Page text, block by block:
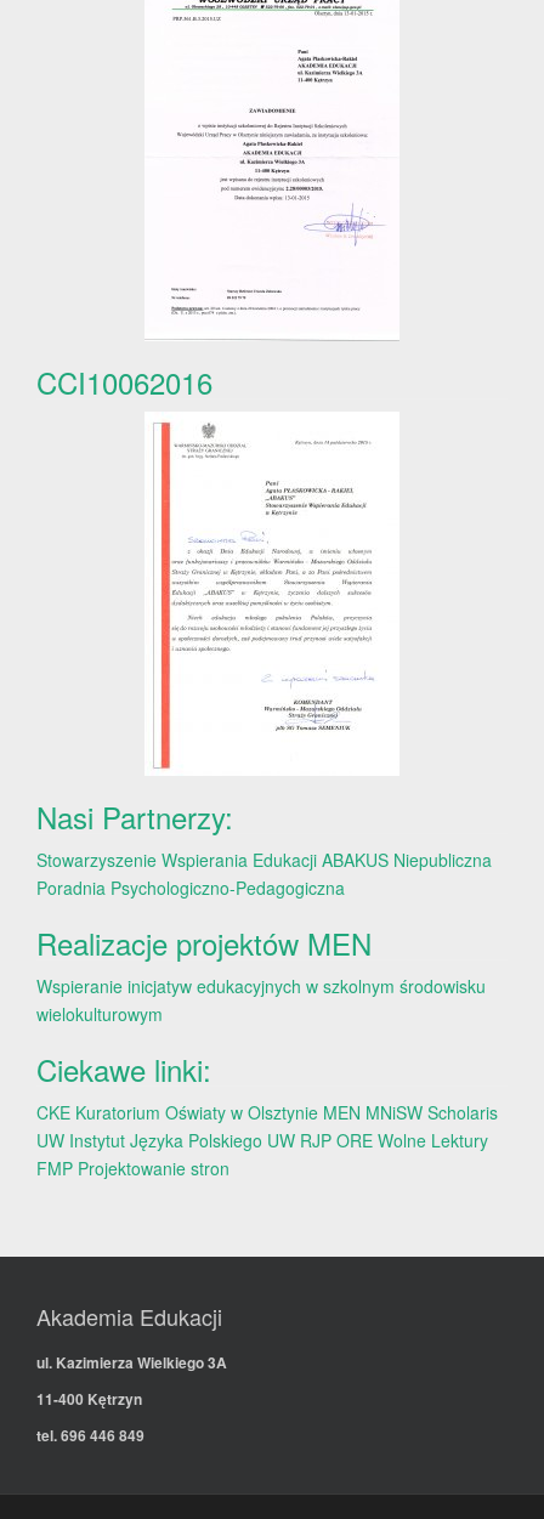
CCI10062016
Nasi Partnerzy:
Stowarzyszenie Wspierania Edukacji ABAKUS Niepubliczna
Poradnia Psychologiczno-Pedagogiczna
Realizacje projektów MEN
Wspieranie inicjatyw edukacyjnych w szkolnym środowisku
wielokulturowym
Ciekawe linki:
CKE Kuratorium Oświaty w Olsztynie MEN MNiSW Scholaris
UW Instytut Języka Polskiego UW RJP ORE Wolne Lektury
FMP Projektowanie stron
Akademia Edukacji
ul. Kazimierza Wielkiego 3A
11-400 Kętrzyn
tel. 696 446 849